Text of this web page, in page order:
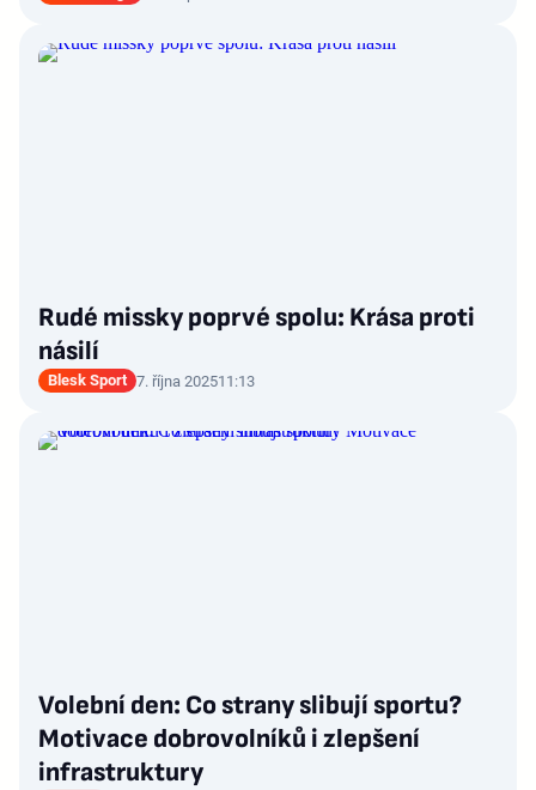
Rudé missky poprvé spolu: Krása proti
násilí
Blesk Sport 7. října 202511:13
Volební den: Co strany slibují sportu?
Motivace dobrovolníků i zlepšení
infrastruktury